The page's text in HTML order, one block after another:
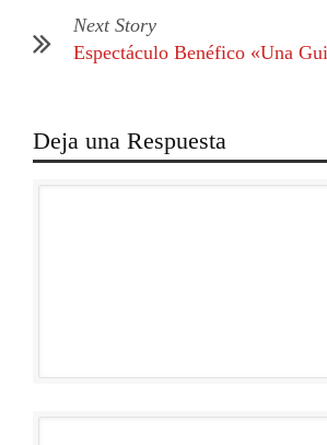
Next Story
Espectáculo Benéfico «Una
Deja una Respuesta